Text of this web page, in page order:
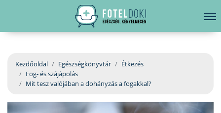
EGÉSZSÉGKÖNYVTÁR
BETEGSÉGKALAUZ
ÜGYELETKERESŐ
hirdetés
Kezdőoldal Egészségkönyvtár
Étkezés
Fog- és szájápolás
Mit tesz valójában a dohányzás a fogakkal?